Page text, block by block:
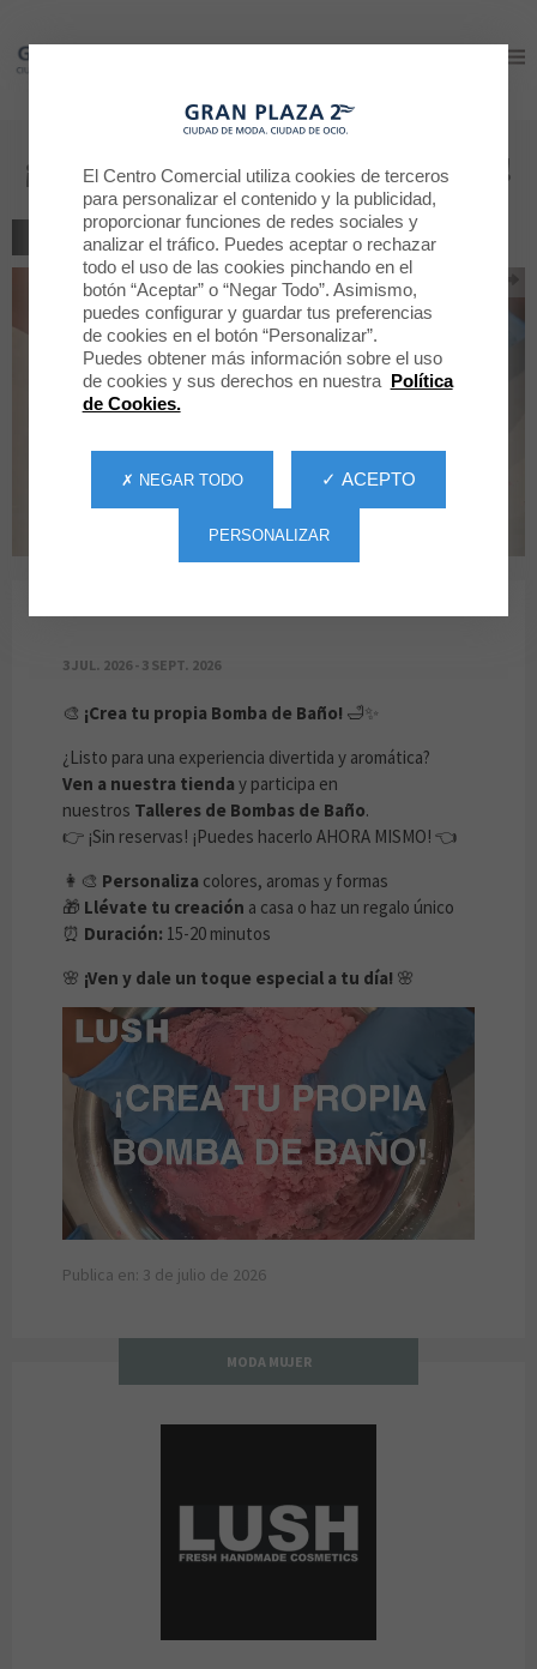
Gran Plaza 2
¡Crea tu propia bomba de baño!
VOLVER AL LISTADO
3 JUL. 2026 - 3 SEPT. 2026
🎨 ¡Crea tu propia Bomba de Baño! 🛁✨
¿Listo para una experiencia divertida y aromática?
Ven a nuestra tienda y participa en
nuestros Talleres de Bombas de Baño.
👉 ¡Sin reservas! ¡Puedes hacerlo AHORA MISMO! 👈
👩‍🎨 Personaliza colores, aromas y formas
🎁 Llévate tu creación a casa o haz un regalo único
⏰ Duración: 15-20 minutos
🌸 ¡Ven y dale un toque especial a tu día! 🌸
Publica en: 3 de julio de 2026
MODA MUJER
LUSH
Gran Plaza 2
El Centro Comercial utiliza cookies de terceros
para personalizar el contenido y la publicidad,
proporcionar funciones de redes sociales y
analizar el tráfico. Puedes aceptar o rechazar
todo el uso de las cookies pinchando en el
botón “Aceptar” o “Negar Todo”. Asimismo,
puedes configurar y guardar tus preferencias
de cookies en el botón “Personalizar”.
Puedes obtener más información sobre el uso
de cookies y sus derechos en nuestra Política
de Cookies.
✓ ACEPTO
✗ NEGAR TODO
PERSONALIZAR